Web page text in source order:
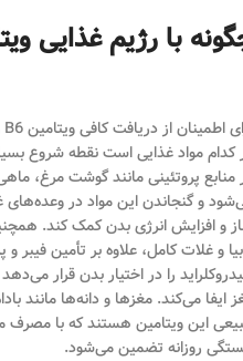
کدام مواد غذایی است نقطه شروع
منابع پروتئینی مانند گوشت مرغ،
و گنجاندن این مواد در وعده‌های
و افزایش انرژی بدن کمک کند.
و غلات کامل، علاوه بر تأمین فیبر
را در اختیار بدن قرار
ایفا می‌کند. مغزها و دانه‌ها مانند
این ویتامین هستند که با
روزانه تضمین می‌شود.